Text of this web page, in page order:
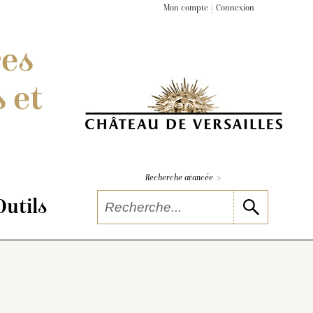
Mon compte Connexion
et
Recherche avancée >